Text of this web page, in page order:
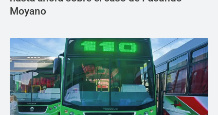
Moyano